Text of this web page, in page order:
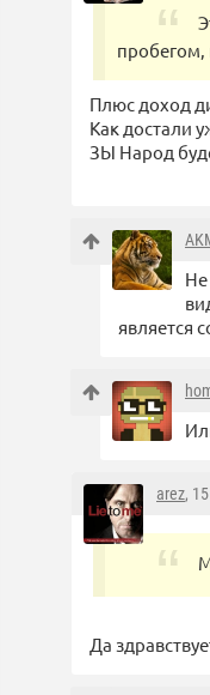
пробегом,
Плюс доход
Как достали
ЗЫ Народ
является
arez,
Да